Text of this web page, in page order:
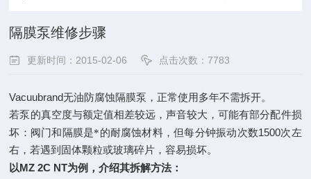
隔膜泵维修步骤
更新时间：2015-02-06 点击次数：7783
Vacuubrand无油防腐蚀隔膜泵，正常使用多年不需拆开。
若泵的真空度与额定值相差较远，声音较大，可能有部分配件损
坏：阀门和隔膜是*的耐腐蚀材料，但每分钟振动次数1500次左
右，若遇到固体颗粒或玻璃碎片，容易损坏。
以MZ 2C NT为例，介绍其拆解方法：